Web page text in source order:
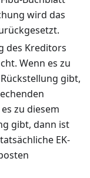
wird das
des Kreditors
Wenn es zu
gibt,
zu diesem
gibt, dann ist
EK-